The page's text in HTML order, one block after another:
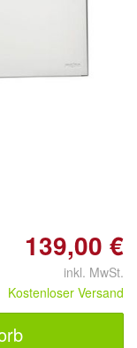
139,00 €
inkl. MwSt.
Kostenloser Versand